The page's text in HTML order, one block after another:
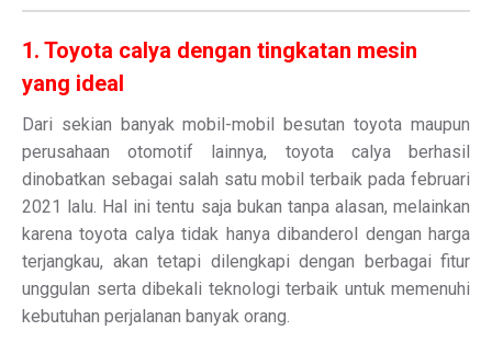
1. Toyota calya dengan tingkatan mesin
yang ideal
Dari sekian banyak mobil-mobil besutan toyota maupun
perusahaan otomotif lainnya, toyota calya berhasil
dinobatkan sebagai salah satu mobil terbaik pada februari
2021 lalu. Hal ini tentu saja bukan tanpa alasan, melainkan
karena toyota calya tidak hanya dibanderol dengan harga
terjangkau, akan tetapi dilengkapi dengan berbagai fitur
unggulan serta dibekali teknologi terbaik untuk memenuhi
kebutuhan perjalanan banyak orang.